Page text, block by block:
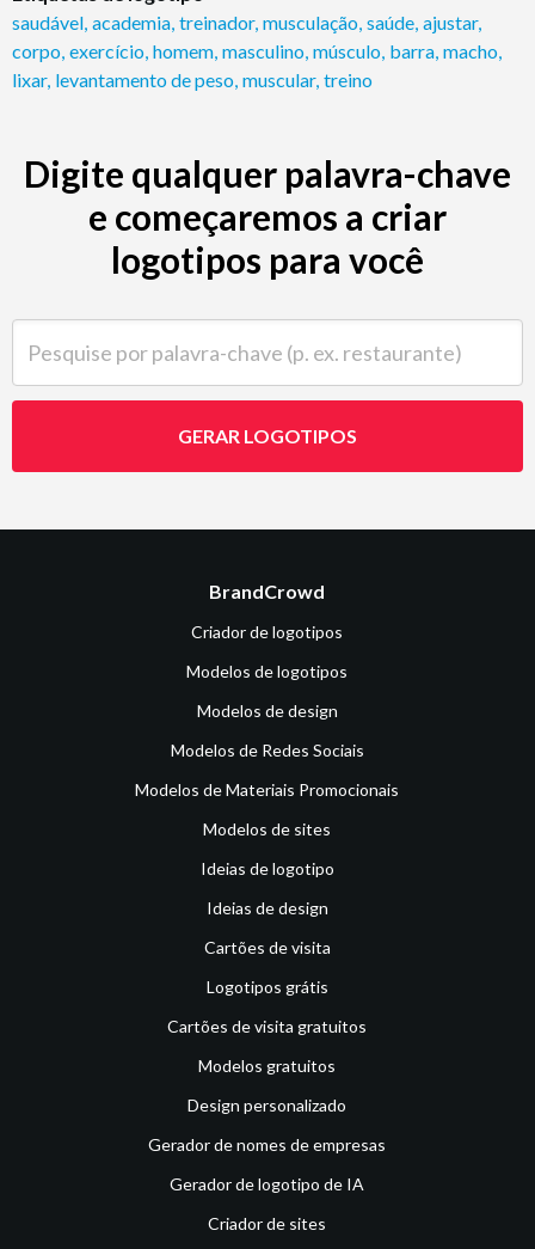
saudável academia treinador, musculação saúde ajustar,
corpo exercício homem masculino músculo barra macho
lixar, levantamento de peso muscular, treino
Digite qualquer palavra-chave
e começaremos a criar
logotipos para você
GERAR LOGOTIPOS
BrandCrowd
Criador de logotipos
Modelos de logotipos
Modelos de design
Modelos de Redes Sociais
Modelos de Materiais Promocionais
Modelos de sites
Ideias de logotipo
Ideias de design
Cartões de visita
Logotipos grátis
Cartões de visita gratuitos
Modelos gratuitos
Design personalizado
Gerador de nomes de empresas
Gerador de logotipo de IA
Criador de sites